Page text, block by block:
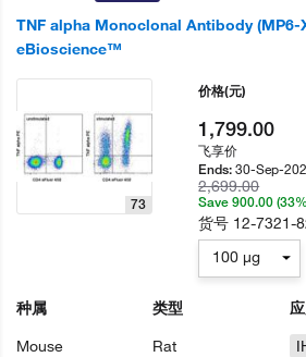
TNF alpha Monoclonal Antibody (MP6-
eBioscience™
73
种属
Mouse
类型
Rat
价格(元)
1,799.00
飞享价
Ends:30-Sep-
2,699.00
Save 900.00
货号 12-7321-
100 µg